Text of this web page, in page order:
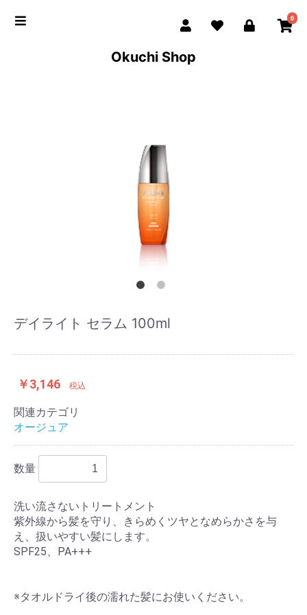
0
Okuchi Shop
デイライト セラム 100ml
￥3,146 税込
関連カテゴリ
オージュア
数量
洗い流さないトリートメント
紫外線から髪を守り、きらめくツヤとなめらかさを与
え、扱いやすい髪にします。
SPF25、PA+++
※タオルドライ後の濡れた髪にお使いください。